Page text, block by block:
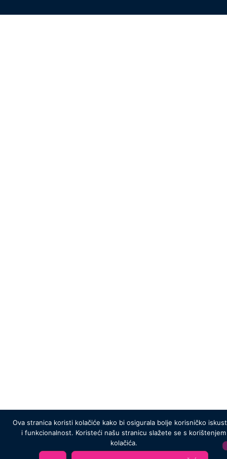
Ova stranica koristi kolačiće kako bi osigurala bolje korisničko
i funkcionalnost. Koristeći našu stranicu slažete se s korištenjem
kolačića.